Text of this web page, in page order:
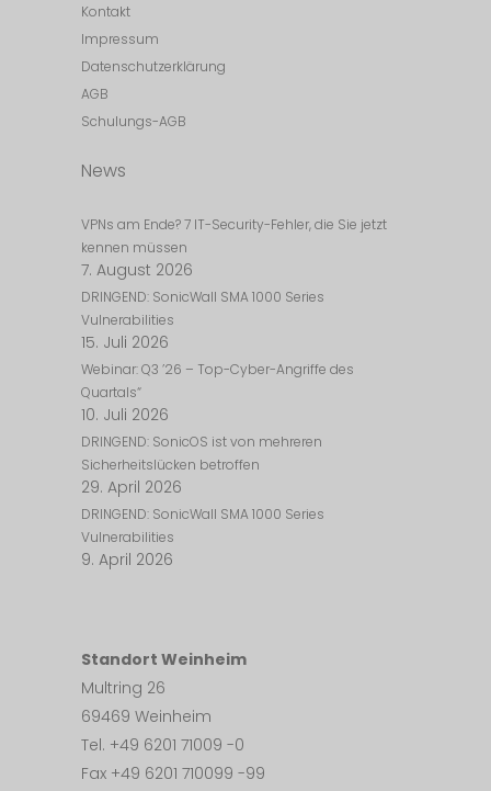
Kontakt
Impressum
Datenschutzerklärung
AGB
Schulungs-AGB
News
VPNs am Ende? 7 IT-Security-Fehler, die Sie jetzt
kennen müssen
7. August 2026
DRINGEND: SonicWall SMA 1000 Series
Vulnerabilities
15. Juli 2026
Webinar: Q3 ’26 – Top-Cyber-Angriffe des
Quartals“
10. Juli 2026
DRINGEND: SonicOS ist von mehreren
Sicherheitslücken betroffen
29. April 2026
DRINGEND: SonicWall SMA 1000 Series
Vulnerabilities
9. April 2026
Standort Weinheim
Multring 26
69469 Weinheim
Tel. +49 6201 71009 -0
Fax +49 6201 710099 -99